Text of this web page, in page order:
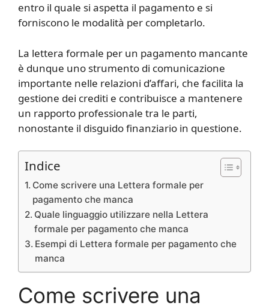
entro il quale si aspetta il pagamento e si
forniscono le modalità per completarlo.
La lettera formale per un pagamento mancante
è dunque uno strumento di comunicazione
importante nelle relazioni d’affari, che facilita la
gestione dei crediti e contribuisce a mantenere
un rapporto professionale tra le parti,
nonostante il disguido finanziario in questione.
Indice
Come scrivere una Lettera formale per
pagamento che manca
Quale linguaggio utilizzare nella Lettera
formale per pagamento che manca
Esempi di Lettera formale per pagamento che
manca
Come scrivere una